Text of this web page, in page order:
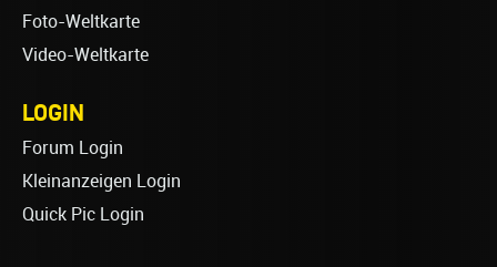
Foto-Weltkarte
Video-Weltkarte
LOGIN
Forum Login
Kleinanzeigen Login
Quick Pic Login